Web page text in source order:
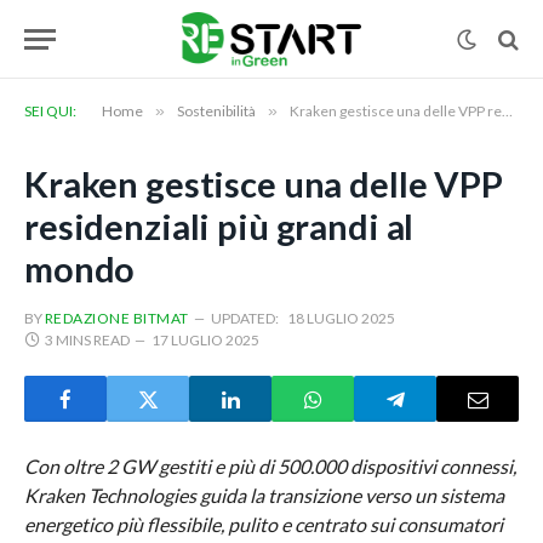
SEI QUI: Home » Sostenibilità » Kraken gestisce una delle VPP residenziali più grandi al mondo
Kraken gestisce una delle VPP
residenziali più grandi al
mondo
BYREDAZIONE BITMAT UPDATED:
18 LUGLIO 2025
3 MINS READ
17 LUGLIO 2025
Con oltre 2 GW gestiti e più di 500.000 dispositivi connessi,
Kraken Technologies guida la transizione verso un sistema
energetico più flessibile, pulito e centrato sui consumatori